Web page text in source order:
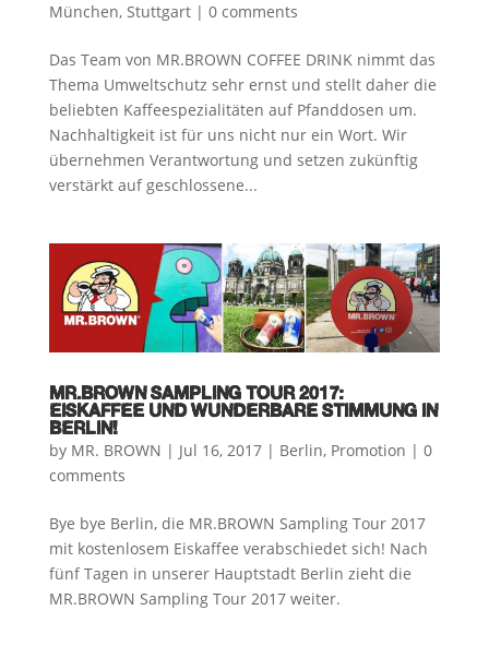
München, Stuttgart| 0 comments
Das Team von MR.BROWN COFFEE DRINK nimmt das
Thema Umweltschutz sehr ernst und stellt daher die
beliebten Kaffeespezialitäten auf Pfanddosen um.
Nachhaltigkeit ist für uns nicht nur ein Wort. Wir
übernehmen Verantwortung und setzen zukünftig
verstärkt auf geschlossene...
MR.BROWN SAMPLING TOUR 2017:
EISKAFFEE UND WUNDERBARE STIMMUNG IN
BERLIN!
by MR. BROWN | Jul 16, 2017| Berlin, Promotion | 0
comments
Bye bye Berlin, die MR.BROWN Sampling Tour 2017
mit kostenlosem Eiskaffee verabschiedet sich! Nach
fünf Tagen in unserer Hauptstadt Berlin zieht die
MR.BROWN Sampling Tour 2017 weiter.